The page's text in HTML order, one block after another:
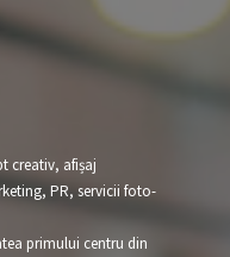
creativ, afișaj
PR, servicii foto-
primului centru din